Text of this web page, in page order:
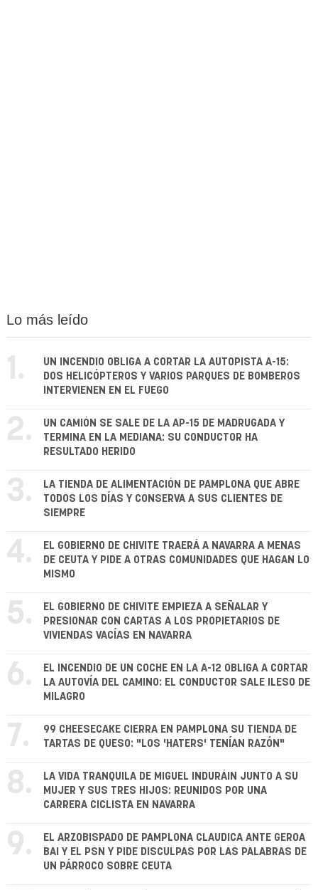
Lo más leído
1.
UN INCENDIO OBLIGA A CORTAR LA AUTOPISTA A-15:
DOS HELICÓPTEROS Y VARIOS PARQUES DE BOMBEROS
INTERVIENEN EN EL FUEGO
2.
UN CAMIÓN SE SALE DE LA AP-15 DE MADRUGADA Y
TERMINA EN LA MEDIANA: SU CONDUCTOR HA
RESULTADO HERIDO
3.
LA TIENDA DE ALIMENTACIÓN DE PAMPLONA QUE ABRE
TODOS LOS DÍAS Y CONSERVA A SUS CLIENTES DE
SIEMPRE
4.
EL GOBIERNO DE CHIVITE TRAERÁ A NAVARRA A MENAS
DE CEUTA Y PIDE A OTRAS COMUNIDADES QUE HAGAN LO
MISMO
5.
EL GOBIERNO DE CHIVITE EMPIEZA A SEÑALAR Y
PRESIONAR CON CARTAS A LOS PROPIETARIOS DE
VIVIENDAS VACÍAS EN NAVARRA
6.
EL INCENDIO DE UN COCHE EN LA A-12 OBLIGA A CORTAR
LA AUTOVÍA DEL CAMINO: EL CONDUCTOR SALE ILESO DE
MILAGRO
7.
99 CHEESECAKE CIERRA EN PAMPLONA SU TIENDA DE
TARTAS DE QUESO: "LOS 'HATERS' TENÍAN RAZÓN"
8.
LA VIDA TRANQUILA DE MIGUEL INDURÁIN JUNTO A SU
MUJER Y SUS TRES HIJOS: REUNIDOS POR UNA
CARRERA CICLISTA EN NAVARRA
9.
EL ARZOBISPADO DE PAMPLONA CLAUDICA ANTE GEROA
BAI Y EL PSN Y PIDE DISCULPAS POR LAS PALABRAS DE
UN PÁRROCO SOBRE CEUTA